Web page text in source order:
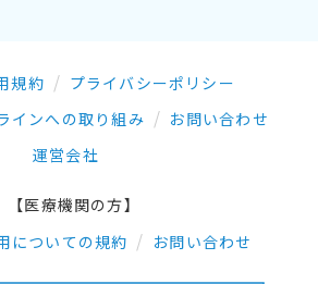
規約
プライバシーポリシー
インへの取り組み
お問い合わせ
運営会社
【医療機関の方】
についての規約
お問い合わせ